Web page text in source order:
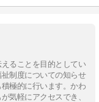
ることを目的としてい
制度についての知らせ
極的に行います。かわ
気軽にアクセスでき、